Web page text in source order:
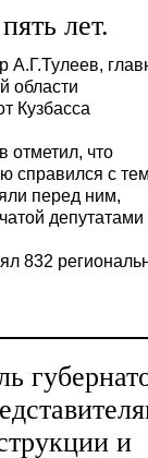
лет.
А.Г.Тулеев,
области
Кузбасса
отметил, что
справился с
перед ним,
депутатами
832
и